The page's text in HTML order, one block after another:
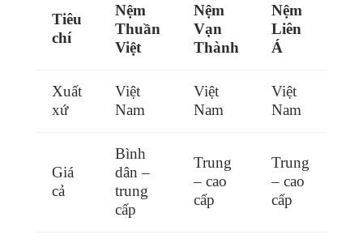
Tiêu
chí
Nệm
Thuần
Việt
Nệm
Vạn
Thành
Nệm
Liên
Á
Xuất
xứ
Việt
Nam
Việt
Nam
Việt
Nam
Giá
cả
Bình
dân –
trung
cấp
Trung
– cao
cấp
Trung
– cao
cấp